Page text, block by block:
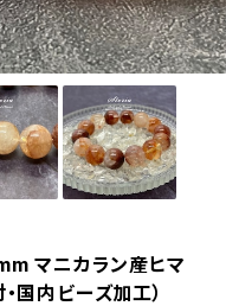
マニカラン産ヒマ
国内ビーズ加工）